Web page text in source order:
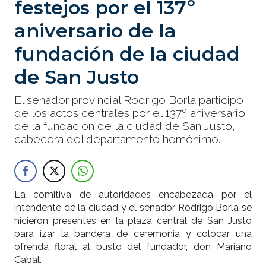
festejos por el 137º
aniversario de la
fundación de la ciudad
de San Justo
El senador provincial Rodrigo Borla participó
de los actos centrales por el 137º aniversario
de la fundación de la ciudad de San Justo,
cabecera del departamento homónimo.
La comitiva de autoridades encabezada por el
intendente de la ciudad y el senador Rodrigo Borla se
hicieron presentes en la plaza central de San Justo
para izar la bandera de ceremonia y colocar una
ofrenda floral al busto del fundador, don Mariano
Cabal.